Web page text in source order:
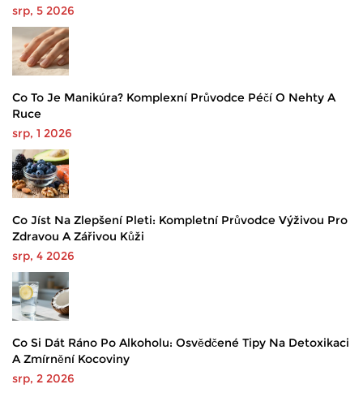
srp, 5 2026
Co To Je Manikúra? Komplexní Průvodce Péčí O Nehty A
Ruce
srp, 1 2026
Co Jíst Na Zlepšení Pleti: Kompletní Průvodce Výživou Pro
Zdravou A Zářivou Kůži
srp, 4 2026
Co Si Dát Ráno Po Alkoholu: Osvědčené Tipy Na Detoxikaci
A Zmírnění Kocoviny
srp, 2 2026